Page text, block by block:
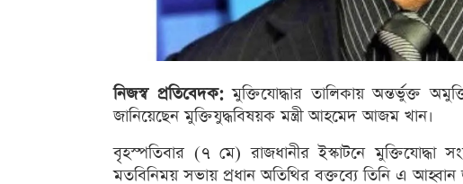
নিজস্ব প্রতিবেদক:মুক্তিযোদ্ধার তালিকায় অন্তর্ভুক্ত
জানিয়েছেন মুক্তিযুদ্ধবিষয়ক মন্ত্রী আহমেদ আজম খান।
বৃহস্পতিবার (৭ মে) রাজধানীর ইস্কাটনে
মতবিনিময় সভায় প্রধান অতিথির বক্তব্যে তিনি এ আহ্বান